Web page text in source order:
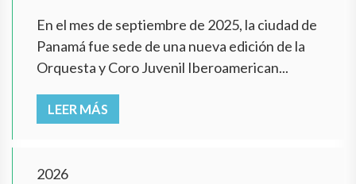
En el mes de septiembre de 2025, la ciudad de
Panamá fue sede de una nueva edición de la
Orquesta y Coro Juvenil Iberoamerican...
LEER MÁS
2026